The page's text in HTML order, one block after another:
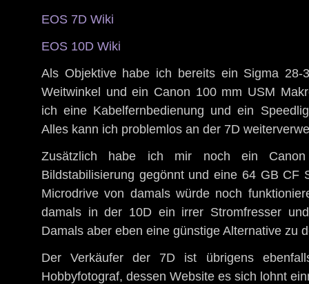
EOS 7D Wiki
EOS 10D Wiki
Als Objektive habe ich bereits ein Sigma 28-
Weitwinkel und ein Canon 100 mm USM
ich eine Kabelfernbedienung und ein
Alles kann ich problemlos an der 7D
Zusätzlich habe ich mir noch ein
Bildstabilisierung gegönnt und eine 64 GB CF
Microdrive von damals würde noch
damals in der 10D ein irrer Stromfresser
Damals aber eben eine günstige Alternative zu
Der Verkäufer der 7D ist übrigens
Hobbyfotograf, dessen Website es sich lohnt